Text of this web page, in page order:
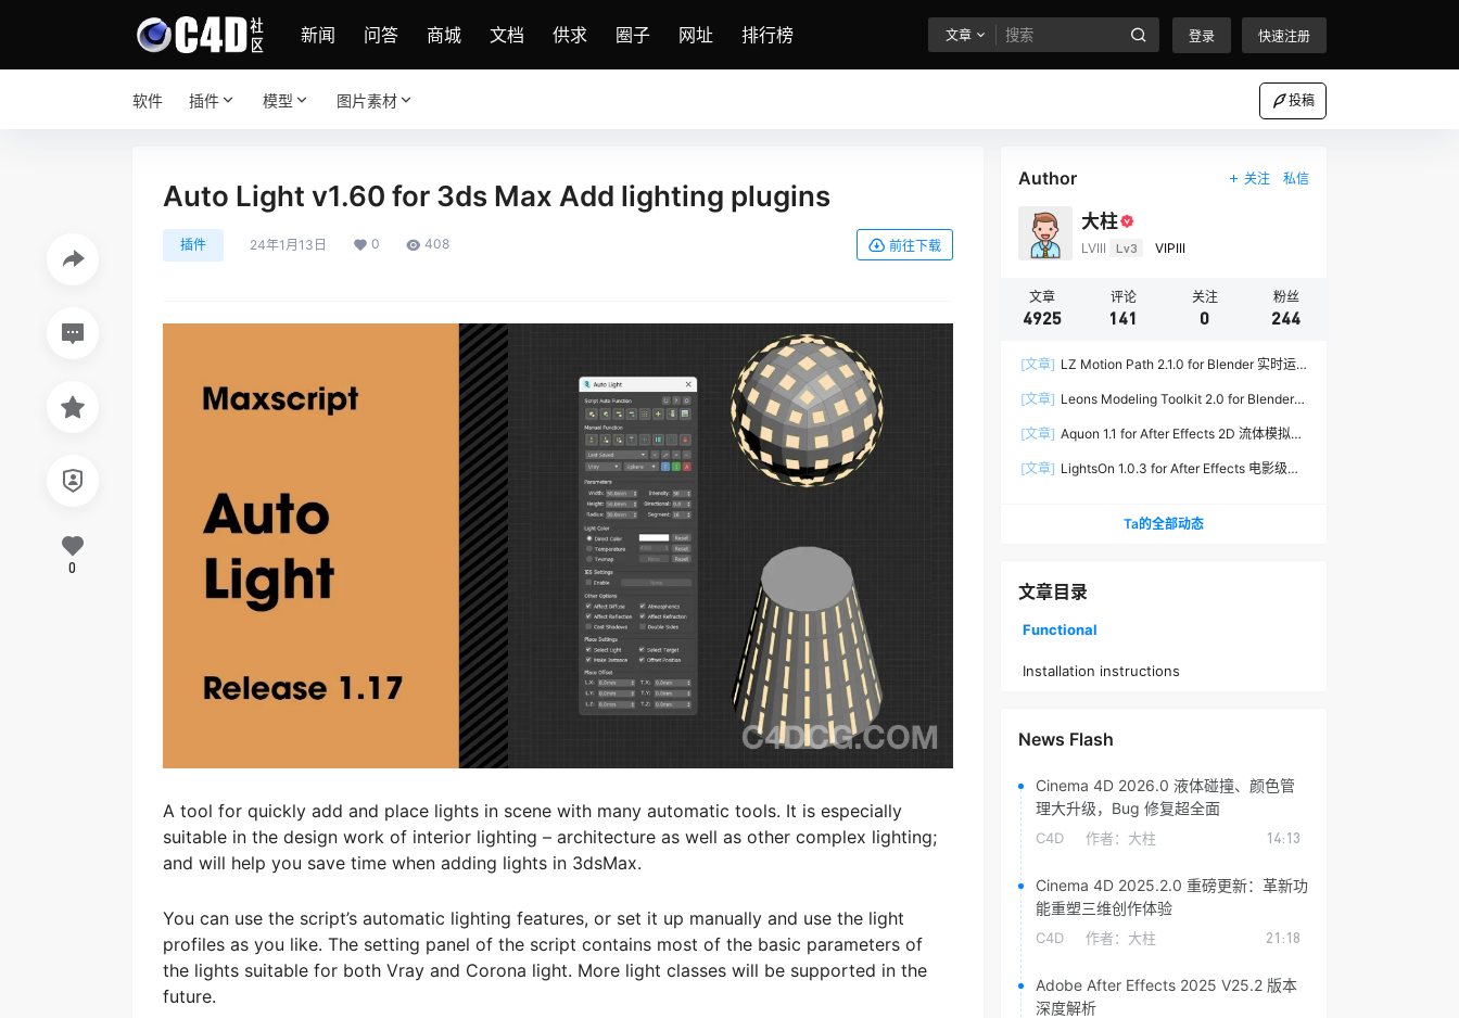
新闻 问答 商城 文档 供求 圈子 网址 排行榜 文章 登录 快速注册
软件 插件 模型 图片素材 投稿
Auto Light v1.60 for 3ds Max Add lighting plugins
插件 24年1月13日 0 408 前往下载
A tool for quickly add and place lights in scene with many automatic tools. It is especially
suitable in the design work of interior lighting – architecture as well as other complex lighting;
and will help you save time when adding lights in 3dsMax.
You can use the script’s automatic lighting features, or set it up manually and use the light
profiles as you like. The setting panel of the script contains most of the basic parameters of
the lights suitable for both Vray and Corona light. More light classes will be supported in the
future.
0
Author 关注 私信
大柱
LVIII Lv3 VIPIII
文章
4925
评论
141
关注
0
粉丝
244
[文章] LZ Motion Path 2.1.0 for Blender 实时运
[文章] Leons Modeling Toolkit 2.0 for Blender
[文章] Aquon 1.1 for After Effects 2D 流体模拟插
[文章] LightsOn 1.0.3 for After Effects 电影级镜
Ta的全部动态
文章目录
Functional
Installation instructions
News Flash
Cinema 4D 2026.0 液体碰撞、颜色管
理大升级，Bug 修复超全面
C4D 作者： 大柱 14:13
Cinema 4D 2025.2.0 重磅更新：革新功
能重塑三维创作体验
C4D 作者： 大柱 21:18
Adobe After Effects 2025 V25.2 版本
深度解析